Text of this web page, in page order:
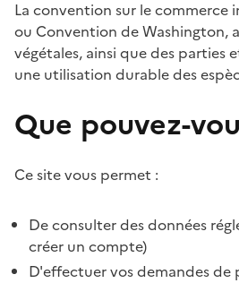
La convention sur le commerce
ou Convention de Washington,
végétales, ainsi que des parties
une utilisation durable des
Que pouvez-
Ce site vous permet :
De consulter des données
créer un compte)
D'effectuer vos demandes